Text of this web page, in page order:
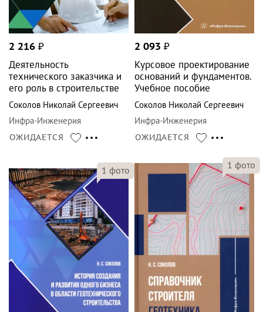
2 216 ₽
Деятельность
технического заказчика и
его роль в строительстве
Соколов Николай Сергеевич
Инфра-Инженерия
ОЖИДАЕТСЯ
2 093 ₽
Курсовое проектирование
оснований и фундаментов.
Учебное пособие
Соколов Николай Сергеевич
Инфра-Инженерия
ОЖИДАЕТСЯ
1 фото 1 фото